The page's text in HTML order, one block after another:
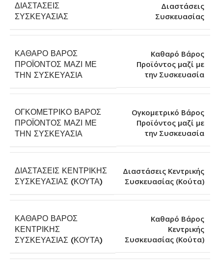
ΔΙΑΣΤΆΣΕΙΣ
ΣΥΣΚΕΥΑΣΊΑΣ
Διαστάσεις
Συσκευασίας
ΚΑΘΑΡΌ ΒΆΡΟΣ
ΠΡΟΪΌΝΤΟΣ ΜΑΖΊ ΜΕ
ΤΗΝ ΣΥΣΚΕΥΑΣΊΑ
Καθαρό Βάρος
Προϊόντος μαζί με
την Συσκευασία
ΟΓΚΟΜΕΤΡΙΚΌ ΒΆΡΟΣ
ΠΡΟΪΌΝΤΟΣ ΜΑΖΊ ΜΕ
ΤΗΝ ΣΥΣΚΕΥΑΣΊΑ
Ογκομετρικό Βάρος
Προϊόντος μαζί με
την Συσκευασία
ΔΙΑΣΤΆΣΕΙΣ ΚΕΝΤΡΙΚΉΣ
ΣΥΣΚΕΥΑΣΊΑΣ (ΚΟΎΤΑ)
Διαστάσεις Κεντρικής
Συσκευασίας (Κούτα)
ΚΑΘΑΡΌ ΒΆΡΟΣ
ΚΕΝΤΡΙΚΉΣ
ΣΥΣΚΕΥΑΣΊΑΣ (ΚΟΎΤΑ)
Καθαρό Βάρος
Κεντρικής
Συσκευασίας (Κούτα)